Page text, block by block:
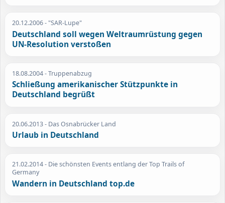
20.12.2006- "SAR-Lupe"
Deutschland soll wegen Weltraumrüstung gegen
UN-Resolution verstoßen
18.08.2004- Truppenabzug
Schließung amerikanischer Stützpunkte in
Deutschland begrüßt
20.06.2013- Das Osnabrücker Land
Urlaub in Deutschland
21.02.2014- Die schönsten Events entlang der Top Trails of
Germany
Wandern in Deutschland top.de